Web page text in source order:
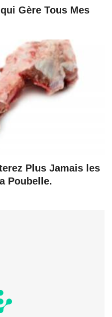
Gère Tous Mes
Plus Jamais les
Poubelle.